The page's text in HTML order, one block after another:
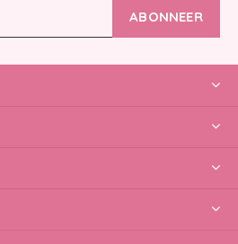
ABONNEER